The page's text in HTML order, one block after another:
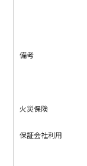
備考
火災保険
保証会社利用